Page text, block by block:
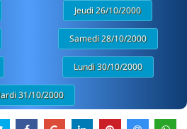
Jeudi 26/10/2000
Samedi 28/10/2000
Lundi 30/10/2000
31/10/2000